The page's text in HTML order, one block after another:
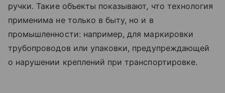
ручки. Такие объекты показывают, что технология
применима не только в быту, но и в
промышленности: например, для маркировки
трубопроводов или упаковки, предупреждающей
о нарушении креплений при транспортировке.